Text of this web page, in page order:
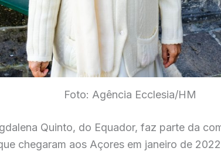
Foto: Agência Ecclesia/HM
Quinto, do Equador, faz parte da
chegaram aos Açores em janeiro de